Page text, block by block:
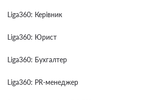
Liga360: Керівник
Liga360: Юрист
Liga360: Бухгалтер
Liga360: PR-менеджер